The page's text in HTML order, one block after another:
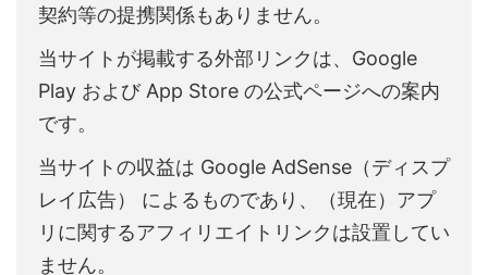
契約等の提携関係もありません。
当サイトが掲載する外部リンクは、Google
Play および App Store の公式ページへの案内
です。
当サイトの収益は Google AdSense（ディスプ
レイ広告） によるものであり、（現在）アプ
リに関するアフィリエイトリンクは設置してい
ません。